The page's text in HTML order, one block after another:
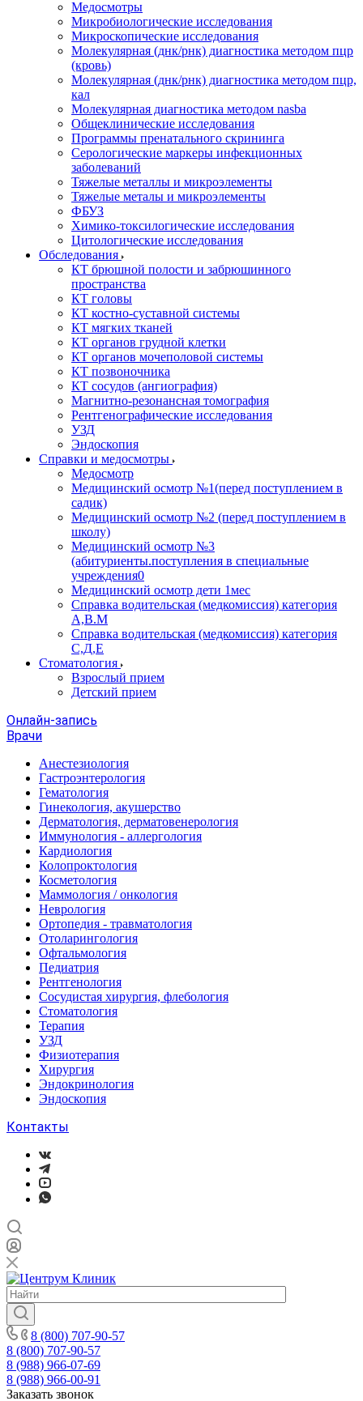
Медосмотры
Микробиологические исследования
Микроскопические исследования
Молекулярная (днк/рнк) диагностика методом пцр
(кровь)
Молекулярная (днк/рнк) диагностика методом пцр,
кал
Молекулярная диагностика методом nasba
Общеклинические исследования
Программы пренатального скрининга
Серологические маркеры инфекционных
заболеваний
Тяжелые металлы и микроэлементы
Тяжелые металы и микроэлементы
ФБУЗ
Химико-токсилогические исследования
Цитологические исследования
Обследования
КТ брюшной полости и забрюшинного
пространства
КТ головы
КТ костно-суставной системы
КТ мягких тканей
КТ органов грудной клетки
КТ органов мочеполовой системы
КТ позвоночника
КТ сосудов (ангиография)
Магнитно-резонансная томография
Рентгенографические исследования
УЗД
Эндоскопия
Справки и медосмотры
Медосмотр
Медицинский осмотр №1(перед поступлением в
садик)
Медицинский осмотр №2 (перед поступлением в
школу)
Медицинский осмотр №3
(абитуриенты.поступления в специальные
учреждения0
Медицинский осмотр дети 1мес
Справка водительская (медкомиссия) категория
А,В.М
Справка водительская (медкомиссия) категория
С,Д,Е
Стоматология
Взрослый прием
Детский прием
Онлайн-запись
Врачи
Анестезиология
Гастроэнтерология
Гематология
Гинекология, акушерство
Дерматология, дерматовенерология
Иммунология - аллергология
Кардиология
Колопроктология
Косметология
Маммология / онкология
Неврология
Ортопедия - травматология
Отоларингология
Офтальмология
Педиатрия
Рентгенология
Сосудистая хирургия, флебология
Стоматология
Терапия
УЗД
Физиотерапия
Хирургия
Эндокринология
Эндоскопия
Контакты
8 (800) 707-90-57
8 (800) 707-90-57
8 (988) 966-07-69
8 (988) 966-00-91
Заказать звонок